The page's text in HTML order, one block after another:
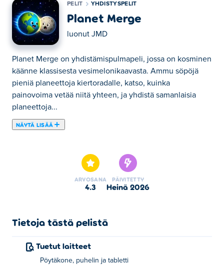
PELIT YHDISTYSPELIT
Planet Merge
luonut JMD
Planet Merge on yhdistämispulmapeli, jossa on kosminen
käänne klassisesta vesimelonikaavasta. Ammu söpöjä
pieniä planeettoja kiertoradalle, katso, kuinka
painovoima vetää niitä yhteen, ja yhdistä samanlaisia
planeettoja...
NÄYTÄ LISÄÄ
pieniä planeettoja kiertoradalle, katso, kuinka
painovoima vetää niitä yhteen, ja yhdistä samanlaisia
planeettoja luodaksesi suurempia ja näyttävämpiä
kaasujättiläisiin asti. Helppo poimia, mahdotonta laskea
Kuinka pelata Planet Mergeä?
ARVOSANA
4.3
PÄIVITETTY
heinä 2026
Tietoja tästä pelistä
Tuetut laitteet
Pöytäkone, puhelin ja tabletti